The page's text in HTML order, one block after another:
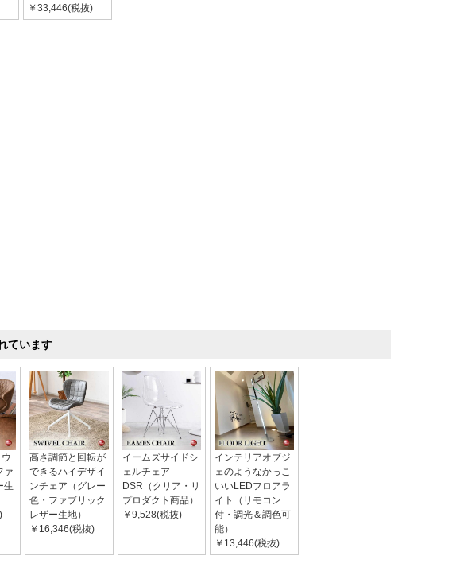
￥33,446(税抜)
ています
ァ
生
高さ調節と回転が
できるハイデザイ
ンチェア（グレー
色・ファブリック
レザー生地）
￥16,346(税抜)
イームズサイドシ
ェルチェア
DSR（クリア・リ
プロダクト商品）
￥9,528(税抜)
インテリアオブジ
ェのようなかっこ
いいLEDフロアラ
イト（リモコン
付・調光＆調色可
能）
￥13,446(税抜)